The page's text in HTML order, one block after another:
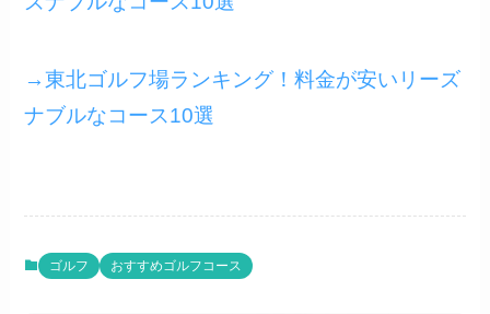
→東北ゴルフ場ランキング！料金が安いリーズ
ナブルなコース10選
ゴルフ おすすめゴルフコース